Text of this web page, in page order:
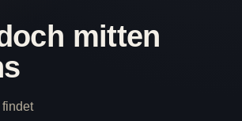
mitten